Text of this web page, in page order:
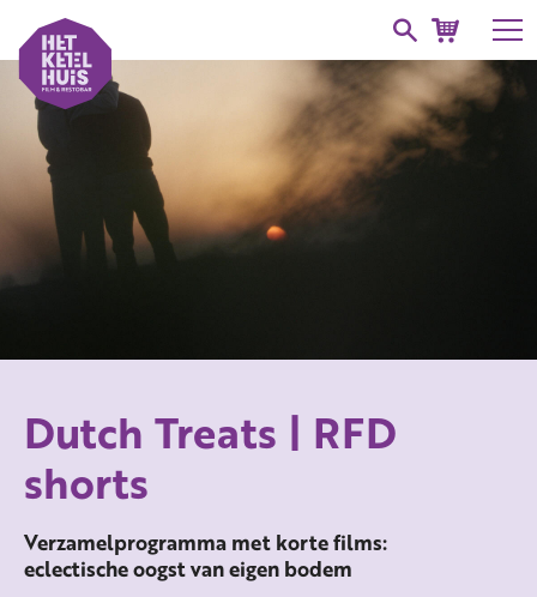
Dutch Treats | RFD
shorts
Verzamelprogramma met korte films:
eclectische oogst van eigen bodem